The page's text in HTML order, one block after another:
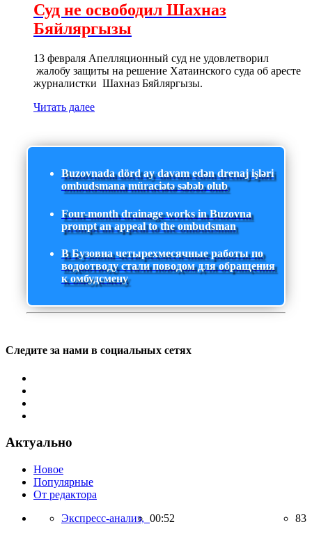
Суд не освободил Шахназ
Бяйляргызы
13 февраля Апелляционный суд не удовлетворил
жалобу защиты на решение Хатаинского суда об аресте
журналистки Шахназ Бяйляргызы.
Читать далее
Buzovnada dörd ay davam edən drenaj işləri
ombudsmana müraciətə səbəb olub
Four-month drainage works in Buzovna
prompt an appeal to the ombudsman
В Бузовна четырехмесячные работы по
водоотводу стали поводом для обращения
к омбудсмену
Следите за нами в социальных сетях
Актуально
Новое
Популярные
От редактора
Экспресс-анализ, 00:52 83